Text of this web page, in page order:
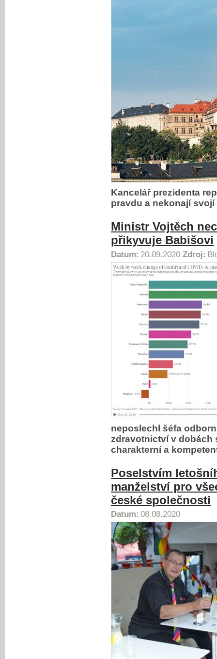
Kancelář prezidenta
pravdu a nekonají
Ministr Vojtěch
přikyvuje Babišovi
Datum: 20.09.2020 Zdroj:
neposlechl šéfa
zdravotnictví v dobách
charakterní a
Poselstvím
manželství pro
české společnosti
Datum: 08.08.2020